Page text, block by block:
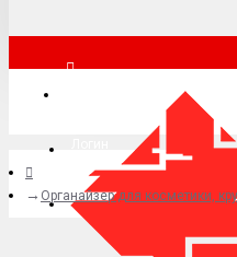
+7 (495) 015-41-41
Органайзер для косметики,